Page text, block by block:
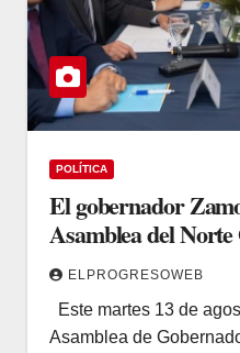
POLÍTICA
El gobernador
Asamblea del
ELPROGRESOWEB
Este martes 13 de
Asamblea de